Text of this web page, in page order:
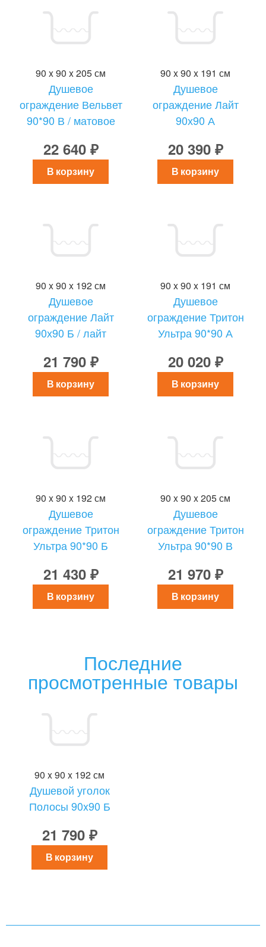
90 x 90 x 205 см
Душевое
ограждение Вельвет
90*90 В / матовое
22 640 ₽
В корзину
90 x 90 x 191 см
Душевое
ограждение Лайт
90х90 А
20 390 ₽
В корзину
90 x 90 x 192 см
Душевое
ограждение Лайт
90х90 Б / лайт
21 790 ₽
В корзину
90 x 90 x 191 см
Душевое
ограждение Тритон
Ультра 90*90 А
20 020 ₽
В корзину
90 x 90 x 192 см
Душевое
ограждение Тритон
Ультра 90*90 Б
21 430 ₽
В корзину
90 x 90 x 205 см
Душевое
ограждение Тритон
Ультра 90*90 В
21 970 ₽
В корзину
Последние
просмотренные товары
90 x 90 x 192 см
Душевой уголок
Полосы 90x90 Б
21 790 ₽
В корзину